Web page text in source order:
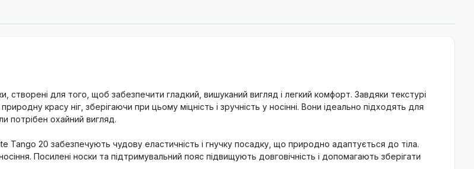
створені для того, щоб забезпечити гладкий, вишуканий вигляд і легкий комфорт. Завдяки текстурі
красу ніг, зберігаючи при цьому міцність і зручність у носінні. Вони ідеально підходять для
потрібен охайний вигляд.
Tango 20 забезпечують чудову еластичність і гнучку посадку, що природно адаптується до тіла.
Посилені носки та підтримувальний пояс підвищують довговічність і допомагають зберігати